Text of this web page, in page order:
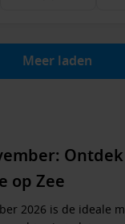
Meer laden
op Zee
2026 is de ideale